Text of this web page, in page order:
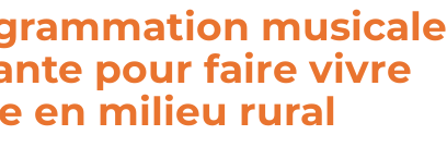
musicale
pour faire vivre
en milieu rural